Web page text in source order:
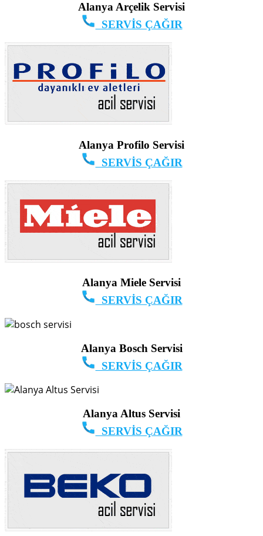
Alanya Arçelik Servisi
SERVİS ÇAĞIR
Alanya Profilo Servisi
SERVİS ÇAĞIR
Alanya Miele Servisi
SERVİS ÇAĞIR
Alanya Bosch Servisi
SERVİS ÇAĞIR
Alanya Altus Servisi
SERVİS ÇAĞIR